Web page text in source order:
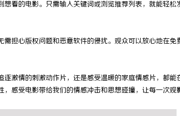
看的电影。只需输入关键词或浏览推荐列表，就能轻松
担心版权问题和恶意软件的侵扰。观众可以放心地在免
激情的刺激动作片，还是感受温暖的家庭情感片，都能
感受电影带给我们的情感冲击和思想碰撞，让每一次观
开场：你有没有在赛道上被耳机“坑”